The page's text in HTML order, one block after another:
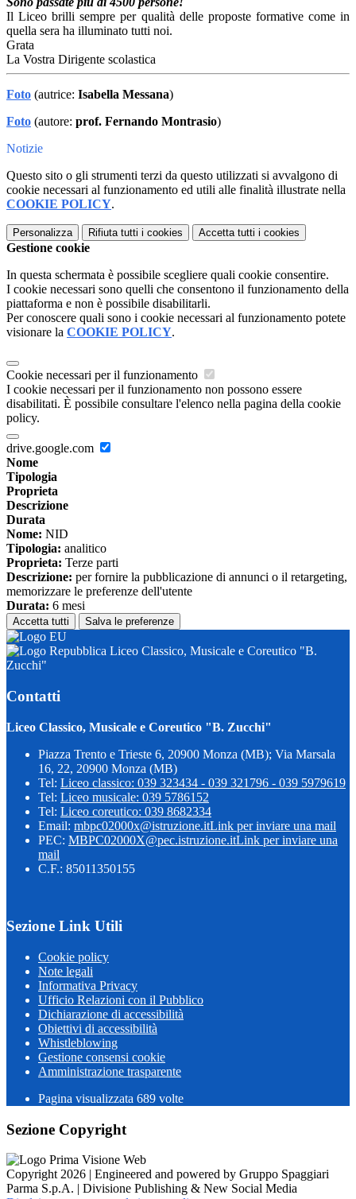
Il Liceo brilli sempre per qualità delle proposte formative come in
quella sera ha illuminato tutti noi.
Grata
La Vostra Dirigente scolastica
Foto (autrice: Isabella Messana)
Foto (autore: prof. Fernando Montrasio)
Notizie
Questo sito o gli strumenti terzi da questo utilizzati si avvalgono di
cookie necessari al funzionamento ed utili alle finalità illustrate nella
COOKIE POLICY.
Personalizza Rifiuta tutti i cookies Accetta tutti i cookies
Gestione cookie
In questa schermata è possibile scegliere quali cookie consentire.
I cookie necessari sono quelli che consentono il funzionamento della
piattaforma e non è possibile disabilitarli.
Per conoscere quali sono i cookie necessari al funzionamento potete
visionare la COOKIE POLICY.
Cookie necessari per il funzionamento
I cookie necessari per il funzionamento non possono essere
disabilitati. È possibile consultare l'elenco nella pagina della cookie
policy.
drive.google.com
Nome
Tipologia
Proprieta
Descrizione
Durata
Nome: NID
Tipologia: analitico
Proprieta: Terze parti
Descrizione: per fornire la pubblicazione di annunci o il retargeting,
memorizzare le preferenze dell'utente
Durata: 6 mesi
Accetta tutti Salva le preferenze
Liceo Classico, Musicale e Coreutico "B.
Zucchi"
Contatti
Liceo Classico, Musicale e Coreutico "B. Zucchi"
Piazza Trento e Trieste 6, 20900 Monza (MB); Via Marsala
16, 22, 20900 Monza (MB)
Tel: Liceo classico: 039 323434 - 039 321796 - 039 5979619
Tel: Liceo musicale: 039 5786152
Tel: Liceo coreutico: 039 8682334
Email: mbpc02000x@istruzione.itLink per inviare una mail
PEC: MBPC02000X@pec.istruzione.itLink per inviare una
mail
C.F.: 85011350155
Sezione Link Utili
Cookie policy
Note legali
Informativa Privacy
Ufficio Relazioni con il Pubblico
Dichiarazione di accessibilità
Obiettivi di accessibilità
Whistleblowing
Gestione consensi cookie
Amministrazione trasparente
Pagina visualizzata 689 volte
Sezione Copyright
Copyright 2026 | Engineered and powered by Gruppo Spaggiari
Parma S.p.A. | Divisione Publishing & New Social Media